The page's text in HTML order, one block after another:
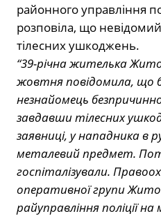
районного управління
розповіла, що
тілесних ушкоджень.
“39-річна жителька
жовтня повідомила, що
незнайомець
завдавши тілесних
заявниці, у нападника в
металевий предмет.
госпіталізували.
оперативної групи
райуправління поліції на